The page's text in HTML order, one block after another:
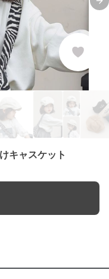
キャスケット